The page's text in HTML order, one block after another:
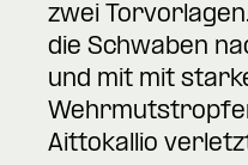
zwei
die Schwaben
und mit mit
Aittokallio